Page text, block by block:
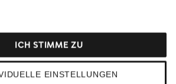
WALDORFF
Dirndlbluse
Barbour
Bluse mit Spitze
EINSTELLUNGEN
ICH STIMME ZU